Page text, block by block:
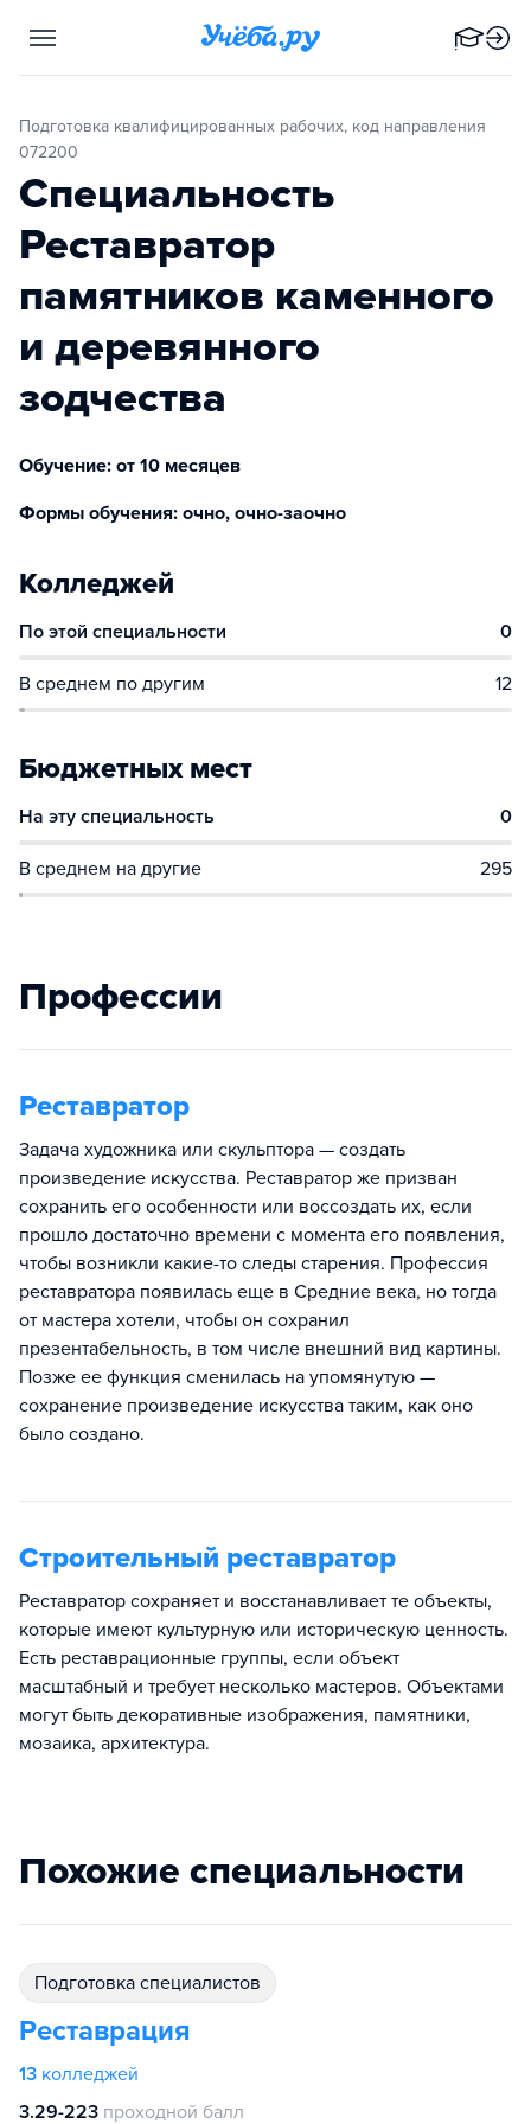
Подготовка квалифицированных рабочих, код направления
072200
Специальность
Реставратор
памятников каменного
и деревянного
зодчества
Обучение: от 10 месяцев
Формы обучения: очно, очно-заочно
Колледжей
По этой специальности 0
В среднем по другим 12
Бюджетных мест
На эту специальность 0
В среднем на другие 295
Профессии
Реставратор
Задача художника или скульптора — создать
произведение искусства. Реставратор же призван
сохранить его особенности или воссоздать их, если
прошло достаточно времени с момента его появления,
чтобы возникли какие-то следы старения. Профессия
реставратора появилась еще в Средние века, но тогда
от мастера хотели, чтобы он сохранил
презентабельность, в том числе внешний вид картины.
Позже ее функция сменилась на упомянутую —
сохранение произведение искусства таким, как оно
было создано.
Строительный реставратор
Реставратор сохраняет и восстанавливает те объекты,
которые имеют культурную или историческую ценность.
Есть реставрационные группы, если объект
масштабный и требует несколько мастеров. Объектами
могут быть декоративные изображения, памятники,
мозаика, архитектура.
Похожие специальности
подготовка специалистов
Реставрация
13 колледжей
3.29-223 проходной балл